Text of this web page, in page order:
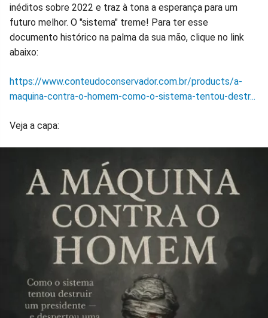
inéditos sobre 2022 e traz à tona a esperança para um
futuro melhor. O "sistema" treme! Para ter esse
documento histórico na palma da sua mão, clique no link
abaixo:
https://www.conteudoconservador.com.br/products/a-
maquina-contra-o-homem-como-o-sistema-tentou-destr...
Veja a capa: